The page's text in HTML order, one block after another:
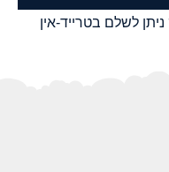
לשלם בטרייד-אין